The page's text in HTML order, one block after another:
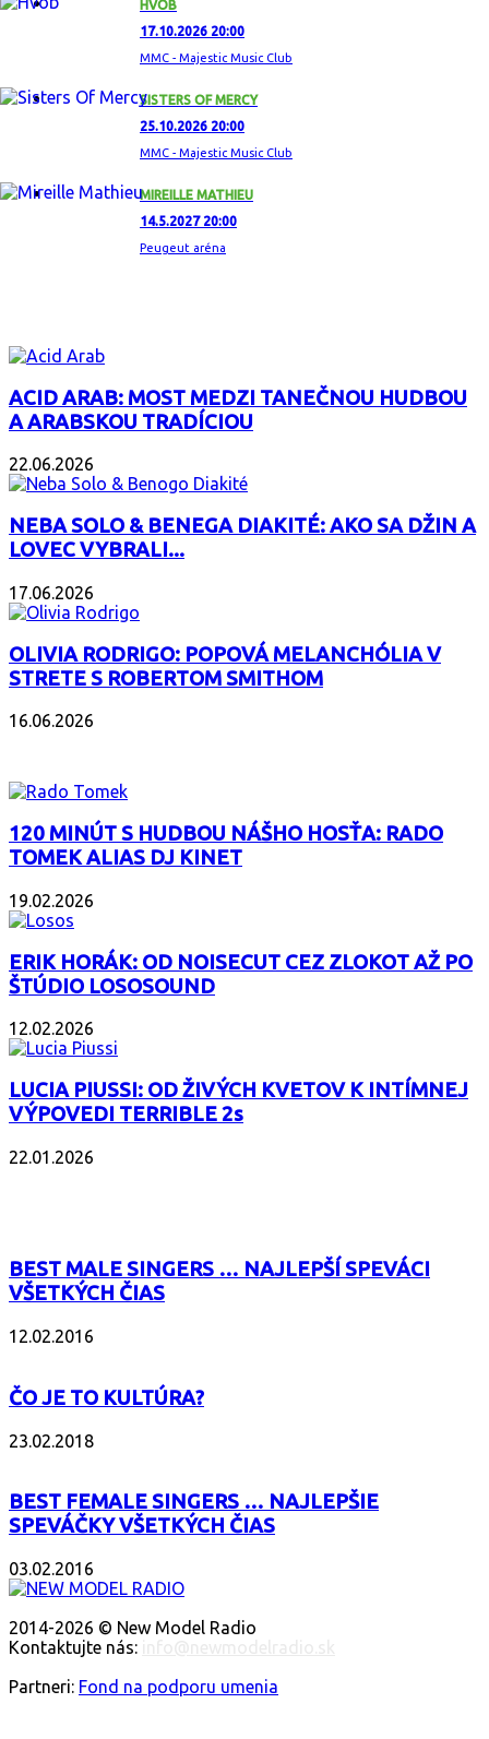
HVOB
17.10.2026 20:00
MMC - Majestic Music Club
SISTERS OF MERCY
25.10.2026 20:00
MMC - Majestic Music Club
MIREILLE MATHIEU
14.5.2027 20:00
Peugeut aréna
ACID ARAB: MOST MEDZI TANEČNOU HUDBOU
A ARABSKOU TRADÍCIOU
22.06.2026
NEBA SOLO & BENEGA DIAKITÉ: AKO SA DŽIN A
LOVEC VYBRALI...
17.06.2026
OLIVIA RODRIGO: POPOVÁ MELANCHÓLIA V
STRETE S ROBERTOM SMITHOM
16.06.2026
120 MINÚT S HUDBOU NÁŠHO HOSŤA: RADO
TOMEK ALIAS DJ KINET
19.02.2026
ERIK HORÁK: OD NOISECUT CEZ ZLOKOT AŽ PO
ŠTÚDIO LOSOSOUND
12.02.2026
LUCIA PIUSSI: OD ŽIVÝCH KVETOV K INTÍMNEJ
VÝPOVEDI TERRIBLE 2s
22.01.2026
BEST MALE SINGERS … NAJLEPŠÍ SPEVÁCI
VŠETKÝCH ČIAS
12.02.2016
ČO JE TO KULTÚRA?
23.02.2018
BEST FEMALE SINGERS … NAJLEPŠIE
SPEVÁČKY VŠETKÝCH ČIAS
03.02.2016
2014-2026 © New Model Radio
Kontaktujte nás:
Partneri: Fond na podporu umenia